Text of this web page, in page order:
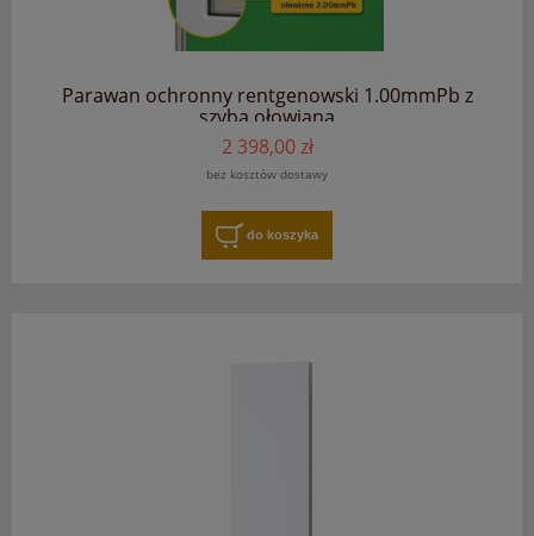
Parawan ochronny rentgenowski 1.00mmPb z
szybą ołowianą
2 398,00 zł
bez kosztów dostawy
do koszyka